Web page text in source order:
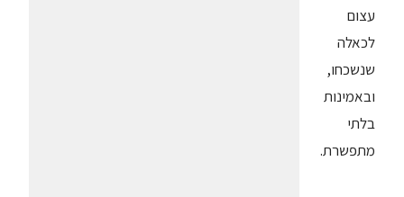
עצום
לכאלה
שנשכחו,
ובאמינות
בלתי
מתפשרת.